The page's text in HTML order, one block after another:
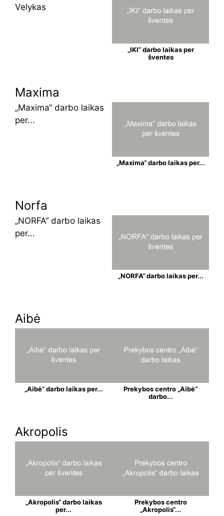
Velykas
„IKI“ darbo laikas per
šventes
Maxima
„Maxima“ darbo laikas
per...
„Maxima“ darbo laikas per...
Norfa
„NORFA“ darbo laikas
per...
„NORFA“ darbo laikas per...
Aibė
„Aibė“ darbo laikas per...
Prekybos centro „Aibė“
darbo...
Akropolis
„Akropolis“ darbo laikas
per...
Prekybos centro
„Akropolis“...